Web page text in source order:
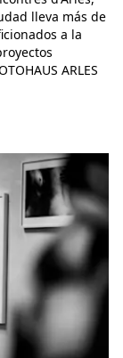
lleva más de
a la
ARLES